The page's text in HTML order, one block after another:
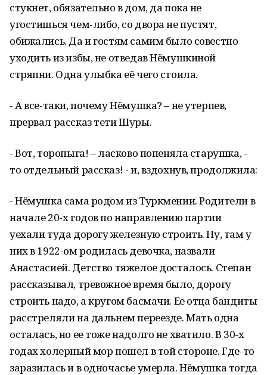
стукнет, обязательно в дом, да пока не
угостишься чем-либо, со двора не пустят,
обижались. Да и гостям самим было совестно
уходить из избы, не отведав Нёмушкиной
стряпни. Одна улыбка её чего стоила.
- А все-таки, почему Нёмушка? – не утерпев,
прервал рассказ тети Шуры.
- Вот, торопыга! – ласково попеняла старушка, -
то отдельный рассказ! - и, вздохнув, продолжила:
- Нёмушка сама родом из Туркмении. Родители в
начале 20-х годов по направлению партии
уехали туда дорогу железную строить. Ну, там у
них в 1922-ом родилась девочка, назвали
Анастасией. Детство тяжелое досталось. Степан
рассказывал, тревожное время было, дорогу
строить надо, а кругом басмачи. Ее отца бандиты
расстреляли на дальнем переезде. Мать одна
осталась, но ее тоже надолго не хватило. В 30-х
годах холерный мор пошел в той стороне. Где-то
заразилась и в одночасье умерла. Нёмушка тогда